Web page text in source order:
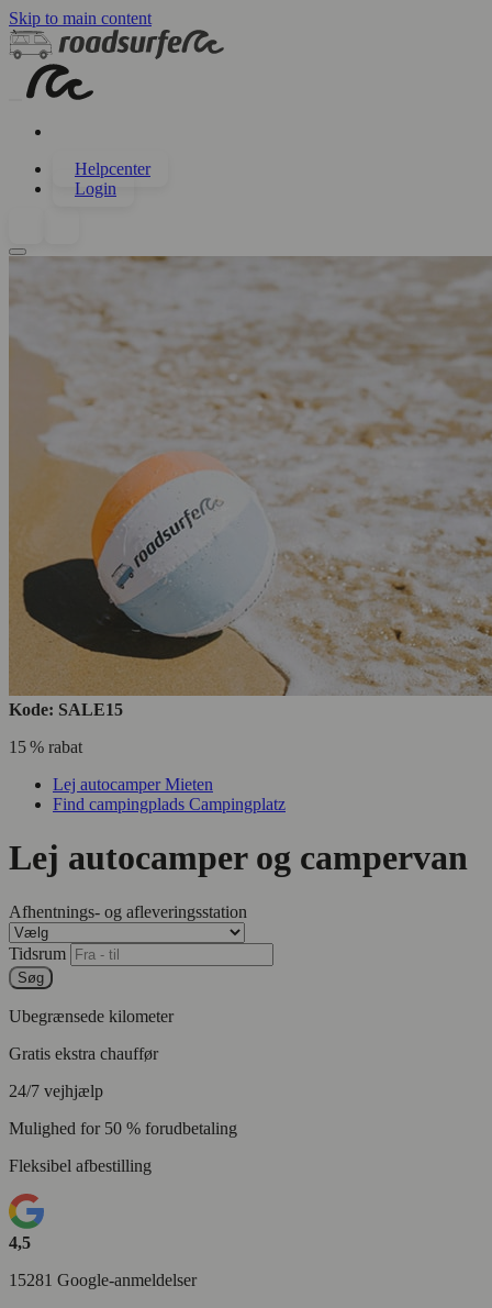
Skip to main content
Helpcenter
Login
Kode: SALE15
15 % rabat
Lej autocamper Mieten
Find campingplads Campingplatz
Lej autocamper og campervan
Afhentnings- og afleveringsstation
Tidsrum
Søg
Ubegrænsede kilometer
Gratis ekstra chauffør
24/7 vejhjælp
Mulighed for 50 % forudbetaling
Fleksibel afbestilling
4,5
15281 Google-anmeldelser